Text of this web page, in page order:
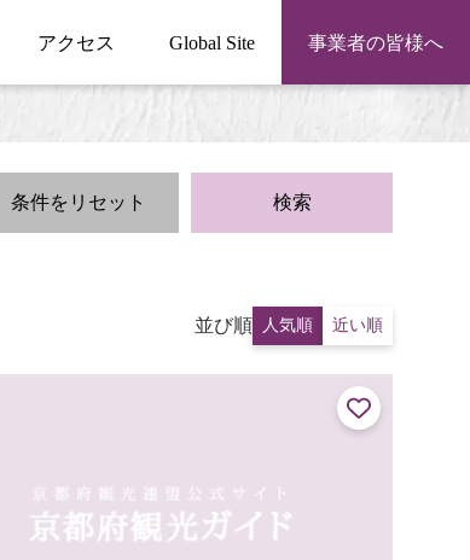
アクセス Global Site 事業者の皆様へ
条件をリセット 検索
並び順 人気順 近い順